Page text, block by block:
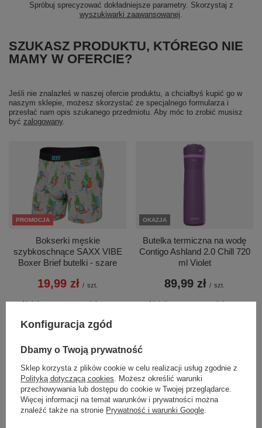
Spróbuj sprecyzować dokładniejsze parametry. Skorzystaj z
wyszukiwarki zaawansowanej.
SZUKASZ PRODUKTU, KTÓREGO NIE
MAMY W OFERCIE?
Jeśli nie znalazłeś w naszej ofercie produktu, a chciałbyś kupić go w
naszym sklepie, możesz skorzystać ze specjalnego formularza i
przesłać nam opis szukanego przedmiotu. Aby móc to zrobić musisz
być zalogowany.
PROMOCJA
Bokserki męskie
szybkoschnące SAXX VIBE
Boxer Brief butelki - szare
19,99 zł / szt.
Najniższa cena produktu w
wprowadzeniem obniżki:
29,99 zł
-33%
OKAZJA
Butelka termiczna na wodę
Contigo Ashland 2.0 Chill 720
ml Violet
89,99 zł / szt.
Najniższa cena produktu w
Konfiguracja zgód
Dbamy o Twoją prywatność
Sklep korzysta z plików cookie w celu realizacji usług zgodnie z
Polityką dotyczącą cookies. Możesz określić warunki
przechowywania lub dostępu do cookie w Twojej przeglądarce.
Więcej informacji na temat warunków i prywatności można
znaleźć także na stronie Prywatność i warunki Google.